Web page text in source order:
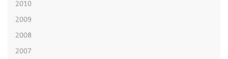
2010
2009
2008
2007